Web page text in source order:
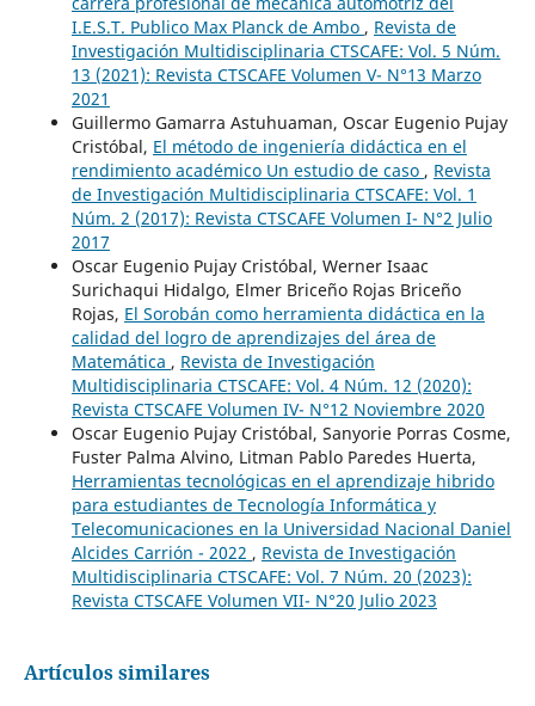
I.E.S.T. Publico Max Planck de Ambo , Revista de
Investigación Multidisciplinaria CTSCAFE: Vol. 5 Núm.
13 (2021): Revista CTSCAFE Volumen V- N°13 Marzo
2021
Guillermo Gamarra Astuhuaman, Oscar Eugenio Pujay
Cristóbal, El método de ingeniería didáctica en el
rendimiento académico Un estudio de caso , Revista
de Investigación Multidisciplinaria CTSCAFE: Vol. 1
Núm. 2 (2017): Revista CTSCAFE Volumen I- N°2 Julio
2017
Oscar Eugenio Pujay Cristóbal, Werner Isaac
Surichaqui Hidalgo, Elmer Briceño Rojas Briceño
Rojas, El Sorobán como herramienta didáctica en la
calidad del logro de aprendizajes del área de
Matemática , Revista de Investigación
Multidisciplinaria CTSCAFE: Vol. 4 Núm. 12 (2020):
Revista CTSCAFE Volumen IV- N°12 Noviembre 2020
Oscar Eugenio Pujay Cristóbal, Sanyorie Porras Cosme,
Fuster Palma Alvino, Litman Pablo Paredes Huerta,
Herramientas tecnológicas en el aprendizaje hibrido
para estudiantes de Tecnología Informática y
Telecomunicaciones en la Universidad Nacional Daniel
Alcides Carrión - 2022 , Revista de Investigación
Multidisciplinaria CTSCAFE: Vol. 7 Núm. 20 (2023):
Revista CTSCAFE Volumen VII- N°20 Julio 2023
Artículos similares